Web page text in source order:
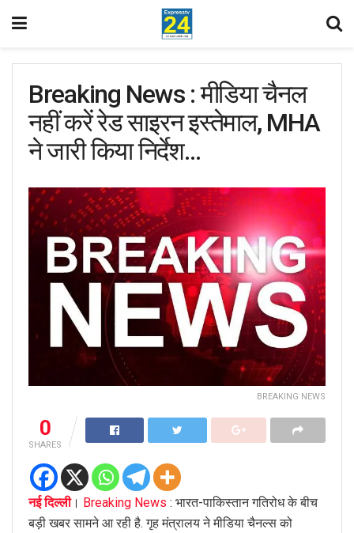
Breaking News : मीडिया चैनल
नहीं करें रेड साइरन इस्तेमाल, MHA
ने जारी किया निर्देश…
BREAKING NEWS
0
SHARES
नई दिल्ली। Breaking News : भारत-पाकिस्तान गतिरोध के बीच
बड़ी खबर सामने आ रही है. गृह मंत्रालय ने मीडिया चैनल्स को